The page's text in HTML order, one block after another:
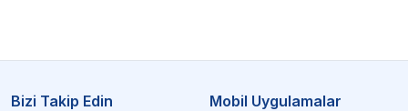
Bizi Takip Edin Mobil Uygulamalar